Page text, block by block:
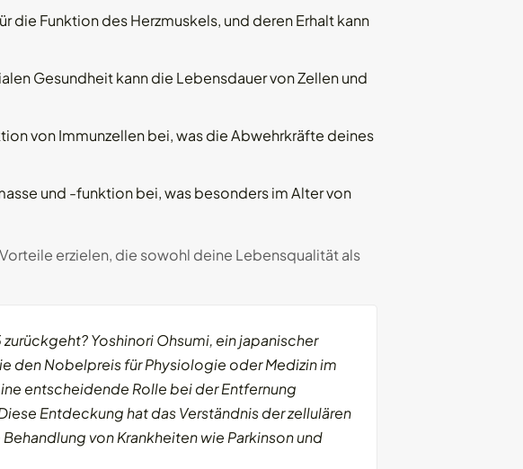
Funktion des Herzmuskels, und deren Erhalt kann
Gesundheit kann die Lebensdauer von Zellen und
von Immunzellen bei, was die Abwehrkräfte deines
und -funktion bei, was besonders im Alter von
erzielen, die sowohl deine Lebensqualität als
Yoshinori Ohsumi, ein japanischer
den Nobelpreis für Physiologie oder Medizin im
entscheidende Rolle bei der Entfernung
Entdeckung hat das Verständnis der zellulären
von Krankheiten wie Parkinson und